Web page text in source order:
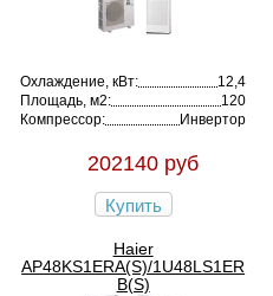
Охлаждение, кВт:
12,4
Площадь, м2:
120
Компрессор:
Инвертор
202140 руб
Купить
Haier
AP48KS1ERA(S)/1U48LS1ER
B(S)